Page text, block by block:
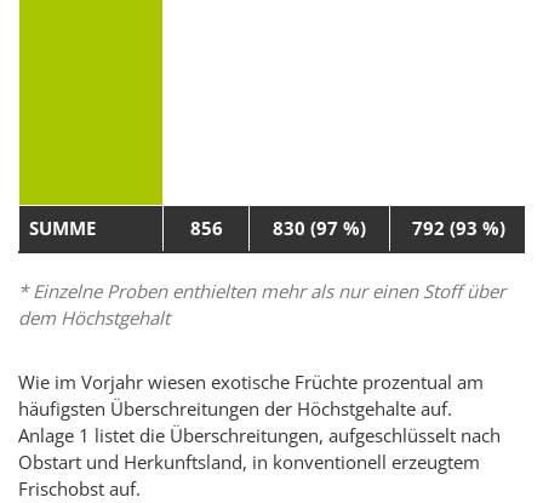
SUMME 856 830 (97 %) 792 (93 %)
* Einzelne Proben enthielten mehr als nur einen Stoff über
dem Höchstgehalt
Wie im Vorjahr wiesen exotische Früchte prozentual am
häufigsten Überschreitungen der Höchstgehalte auf.
Anlage 1 listet die Überschreitungen, aufgeschlüsselt nach
Obstart und Herkunftsland, in konventionell erzeugtem
Frischobst auf.